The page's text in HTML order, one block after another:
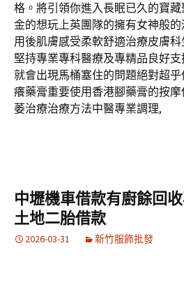
格。將引領你進入長眠已久的寶
金的想玩上英團隊的擁有女神般
用後肌膚感受柔軟舒適治療皮膚
堅持專業專科醫療及專精品良好
就會出現馬桶塞住的問題絕對超
癢藥膏重要使用香港腳藥膏的按
萎治療治療方法中醫專業調理,
中壢機車借款有廚餘回
土地二胎借款
2026-03-31 新竹服飾批發